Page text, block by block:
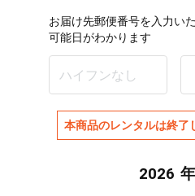
お届け先郵便番号を入力い
可能日がわかります
本商品のレンタルは終了